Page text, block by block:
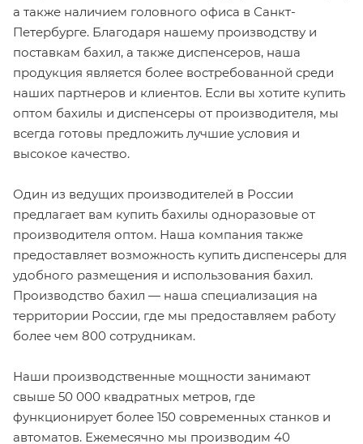
а также наличием головного офиса в Санкт-
Петербурге. Благодаря нашему производству и
поставкам бахил, а также диспенсеров, наша
продукция является более востребованной среди
наших партнеров и клиентов. Если вы хотите купить
оптом бахилы и диспенсеры от производителя, мы
всегда готовы предложить лучшие условия и
высокое качество.
Один из ведущих производителей в России
предлагает вам купить бахилы одноразовые от
производителя оптом. Наша компания также
предоставляет возможность купить диспенсеры для
удобного размещения и использования бахил.
Производство бахил — наша специализация на
территории России, где мы предоставляем работу
более чем 800 сотрудникам.
Наши производственные мощности занимают
свыше 50 000 квадратных метров, где
функционирует более 150 современных станков и
автоматов. Ежемесячно мы производим 40